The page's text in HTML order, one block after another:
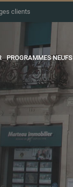
clients
PROGRAMMES NEUFS